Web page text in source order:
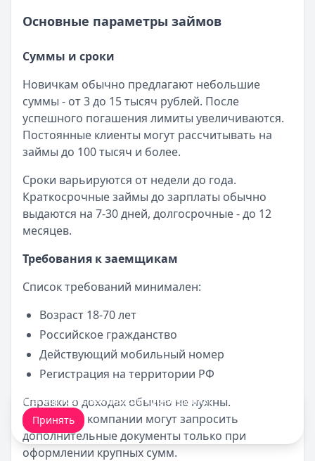
Основные параметры займов
Суммы и сроки
Новичкам обычно предлагают небольшие
суммы - от 3 до 15 тысяч рублей. После
успешного погашения лимиты увеличиваются.
Постоянные клиенты могут рассчитывать на
займы до 100 тысяч и более.
Сроки варьируются от недели до года.
Краткосрочные займы до зарплаты обычно
выдаются на 7-30 дней, долгосрочные - до 12
месяцев.
Требования к заемщикам
Список требований минимален:
Возраст 18-70 лет
Российское гражданство
Действующий мобильный номер
Регистрация на территории РФ
Справки о доходах обычно не нужны.
Некоторые компании могут запросить
дополнительные документы только при
оформлении крупных сумм.
Мы обрабатываем ваши cookie-файлы.
Принять